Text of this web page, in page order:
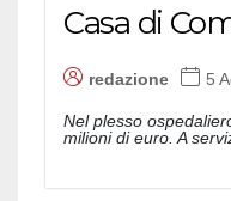
Casa di
redazione 5
Nel plesso
milioni di euro. A